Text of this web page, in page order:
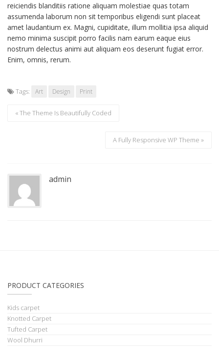
reiciendis blanditiis ratione aliquam molestiae quas totam
assumenda laborum non sit temporibus eligendi sunt placeat
amet laudantium ex. Magni, cupiditate, illum mollitia ipsa aliquid
nemo minima suscipit porro facilis nam earum eaque eius
nostrum delectus animi aut aliquam eos deserunt fugiat error.
Enim, omnis, rerum.
Tags: Art Design Print
« The Theme Is Beautifully Coded
A Fully Responsive WP Theme »
admin
PRODUCT CATEGORIES
Kids carpet
Knotted Carpet
Tufted Carpet
Wool Dhurri